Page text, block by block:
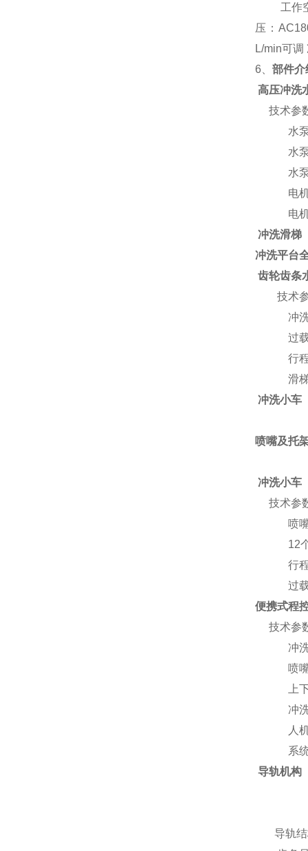
工作
压：
L/min可
6、部件介
高压冲洗
技术参
水泵形
水泵流
水泵扬
电机功
电机转
冲洗滑梯
冲洗平台
齿轮齿条
技术
冲洗滑
过载检
行程限
滑梯卡
冲洗小车
喷嘴及托
冲洗小车
技术参
喷嘴组
12个德
行程限
过载检
便携式程
技术参
冲洗滑
喷嘴组
上下行
冲洗水
人机交
系统运
导轨机构
导轨